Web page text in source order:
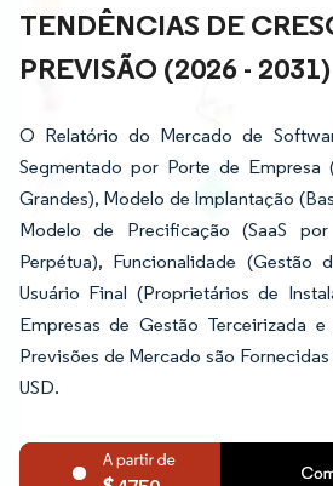
TENDÊNCIAS DE
PREVISÃO (2026 - 2031)
O Relatório do Mercado de
Segmentado por Porte de Empresa
Grandes), Modelo de Implantação
Modelo de Precificação (SaaS
Perpétua), Funcionalidade (Gestão
Usuário Final (Proprietários de
Empresas de Gestão Terceirizada
Previsões de Mercado são
USD.